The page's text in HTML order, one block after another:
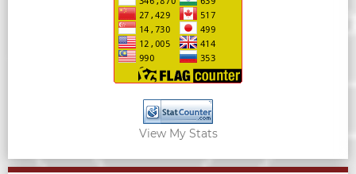
View My Stats